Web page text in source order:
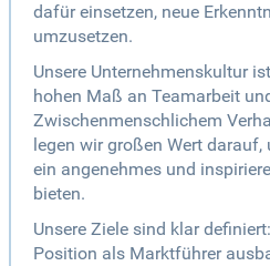
dafür einsetzen, neue
umzusetzen.
Unsere Unternehmenskultur
hohen Maß an Teamarbeit
Zwischenmenschlichem
legen wir großen Wert
ein angenehmes und
bieten.
Unsere Ziele sind klar
Position als Marktführer